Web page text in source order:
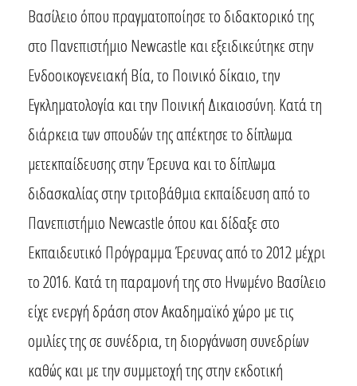
Βασίλειο όπου πραγματοποίησε το διδακτορικό της
στο Πανεπιστήμιο Newcastle και εξειδικεύτηκε στην
Ενδοοικογενειακή Βία, το Ποινικό δίκαιο, την
Εγκληματολογία και την Ποινική Δικαιοσύνη. Κατά τη
διάρκεια των σπουδών της απέκτησε το δίπλωμα
μετεκπαίδευσης στην Έρευνα και το δίπλωμα
διδασκαλίας στην τριτοβάθμια εκπαίδευση από το
Πανεπιστήμιο Newcastle όπου και δίδαξε στο
Εκπαιδευτικό Πρόγραμμα Έρευνας από το 2012 μέχρι
το 2016. Κατά τη παραμονή της στο Ηνωμένο Βασίλειο
είχε ενεργή δράση στον Ακαδημαϊκό χώρο με τις
ομιλίες της σε συνέδρια, τη διοργάνωση συνεδρίων
καθώς και με την συμμετοχή της στην εκδοτική